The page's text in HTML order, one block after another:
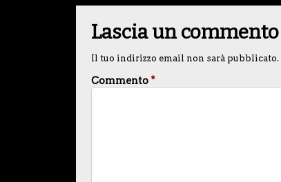
Lascia un commento
Il tuo indirizzo email non sarà pubblicato.
Commento*